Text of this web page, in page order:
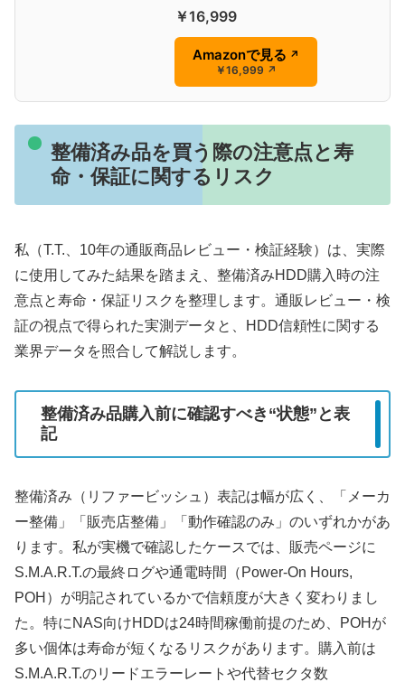
￥16,999
Amazonで見る ↗
￥16,999 ↗
整備済み品を買う際の注意点と寿
命・保証に関するリスク
私（T.T.、10年の通販商品レビュー・検証経験）は、実際
に使用してみた結果を踏まえ、整備済みHDD購入時の注
意点と寿命・保証リスクを整理します。通販レビュー・検
証の視点で得られた実測データと、HDD信頼性に関する
業界データを照合して解説します。
整備済み品購入前に確認すべき“状態”と表
記
整備済み（リファービッシュ）表記は幅が広く、「メーカ
ー整備」「販売店整備」「動作確認のみ」のいずれかがあ
ります。私が実機で確認したケースでは、販売ページに
S.M.A.R.T.の最終ログや通電時間（Power-On Hours,
POH）が明記されているかで信頼度が大きく変わりまし
た。特にNAS向けHDDは24時間稼働前提のため、POHが
多い個体は寿命が短くなるリスクがあります。購入前は
S.M.A.R.T.のリードエラーレートや代替セクタ数